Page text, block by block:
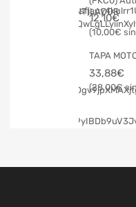
12,10€
10,00€
TAPA
33,88€
28,00€